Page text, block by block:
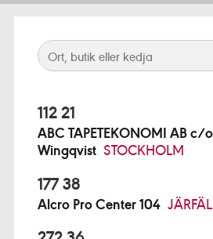
112 21
ABC TAPETEKONOMI AB c/
Wingqvist STOCKHOLM
177 38
Alcro Pro Center 104